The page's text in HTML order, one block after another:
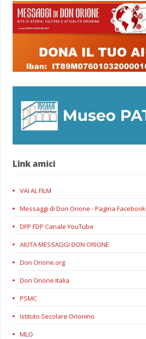
Link amici
VAI AL FILM
Messaggi di Don Orione - Pagina Facebook
DFP FDP Canale YouTube
AIUTA MESSAGGI DON ORIONE
Don Orione.org
Don Orione Italia
PSMC
Istituto Secolare Orionino
MLO